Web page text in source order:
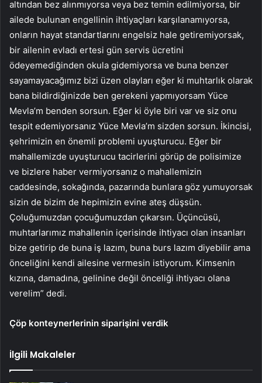
altından bez alınmıyorsa veya bez temin edilmiyorsa, bir
ailede bulunan engellinin ihtiyaçları karşılanamıyorsa,
onların hayat standartlarını engelsiz hale getiremiyorsak,
bir ailenin evladı ertesi gün servis ücretini
ödeyemediğinden okula gidemiyorsa ve buna benzer
sayamayacağımız bizi üzen olayları eğer ki muhtarlık olarak
bana bildirdiğinizde ben gerekeni yapmıyorsam Yüce
Mevla’m benden sorsun. Eğer ki öyle biri var ve siz onu
tespit edemiyorsanız Yüce Mevla’m sizden sorsun. İkincisi,
şehrimizin en önemli problemi uyuşturucu. Eğer bir
mahallemizde uyuşturucu tacirlerini görüp de polisimize
ve bizlere haber vermiyorsanız o mahallemizin
caddesinde, sokağında, pazarında bunlara göz yumuyorsak
sizin de bizim de hepimizin evine ateş düşsün.
Çoluğumuzdan çocuğumuzdan çıkarsın. Üçüncüsü,
muhtarlarımız mahallenin içerisinde ihtiyacı olan insanları
bize getirip de buna iş lazım, buna burs lazım diyebilir ama
önceliğini kendi ailesine vermesin istiyorum. Kimsenin
kızına, damadına, gelinine değil önceliği ihtiyacı olana
verelim” dedi.
Çöp konteynerlerinin siparişini verdik
İlgili Makaleler